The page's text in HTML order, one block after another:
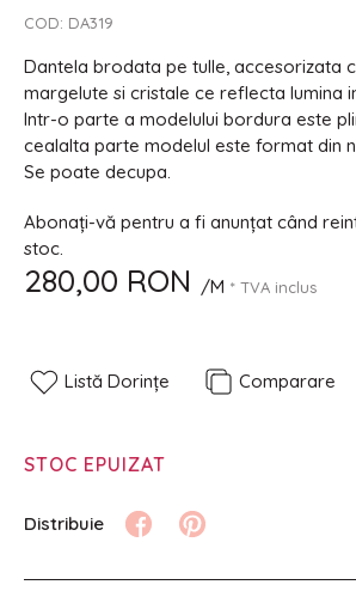
COD: DA319
Dantela brodata pe tulle, accesorizata
margelute si cristale ce reflecta lumina
Intr-o parte a modelului bordura este
cealalta parte modelul este format din
Se poate decupa.
Abonați-vă pentru a fi anunțat când
stoc.
280,00 RON /M * TVA inclus
Listă Dorințe Comparare
STOC EPUIZAT